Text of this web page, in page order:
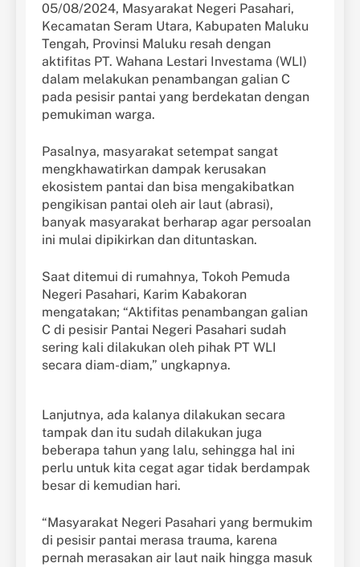
05/08/2024, Masyarakat Negeri Pasahari,
Kecamatan Seram Utara, Kabupaten Maluku
Tengah, Provinsi Maluku resah dengan
aktifitas PT. Wahana Lestari Investama (WLI)
dalam melakukan penambangan galian C
pada pesisir pantai yang berdekatan dengan
pemukiman warga.
Pasalnya, masyarakat setempat sangat
mengkhawatirkan dampak kerusakan
ekosistem pantai dan bisa mengakibatkan
pengikisan pantai oleh air laut (abrasi),
banyak masyarakat berharap agar persoalan
ini mulai dipikirkan dan dituntaskan.
Saat ditemui di rumahnya, Tokoh Pemuda
Negeri Pasahari, Karim Kabakoran
mengatakan; “Aktifitas penambangan galian
C di pesisir Pantai Negeri Pasahari sudah
sering kali dilakukan oleh pihak PT WLI
secara diam-diam,” ungkapnya.
Lanjutnya, ada kalanya dilakukan secara
tampak dan itu sudah dilakukan juga
beberapa tahun yang lalu, sehingga hal ini
perlu untuk kita cegat agar tidak berdampak
besar di kemudian hari.
“Masyarakat Negeri Pasahari yang bermukim
di pesisir pantai merasa trauma, karena
pernah merasakan air laut naik hingga masuk